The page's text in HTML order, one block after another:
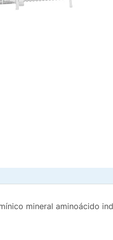
mineral aminoácido